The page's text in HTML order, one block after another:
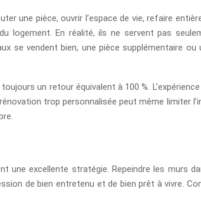
une pièce, ouvrir l’espace de vie, refaire
En réalité, ils ne servent pas
vendent bien, une pièce supplémentaire
un retour équivalent à 100 %.
trop personnalisée peut même limiter
une excellente stratégie. Repeindre les murs
de bien entretenu et de bien prêt à vivre.